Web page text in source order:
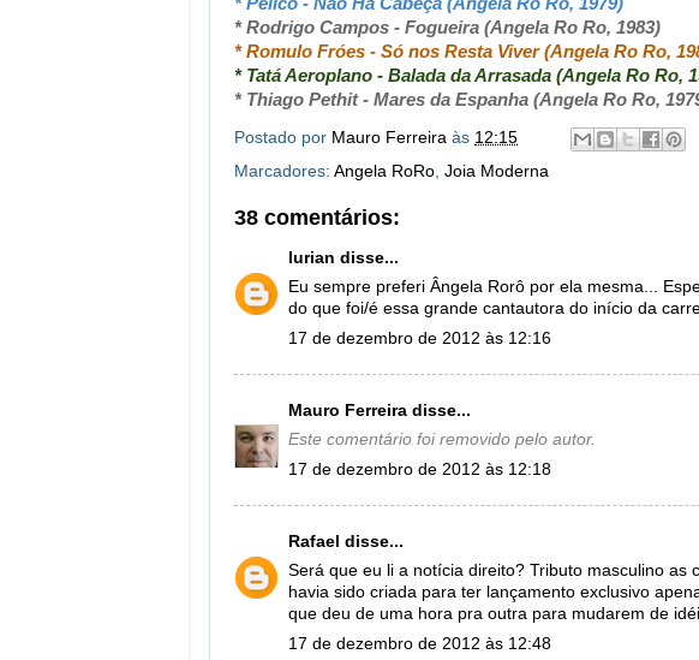
* Rodrigo Campos - Fogueira (Angela Ro Ro, 1983)
* Romulo Fróes - Só nos Resta Viver (Angela Ro Ro,
* Tatá Aeroplano - Balada da Arrasada (Angela Ro Ro,
* Thiago Pethit - Mares da Espanha (Angela Ro Ro,
Postado por Mauro Ferreira às 12:15
Marcadores: Angela RoRo, Joia Moderna
38 comentários:
lurian disse...
Eu sempre preferi Ângela Rorô por ela mesma...
do que foi/é essa grande cantautora do início da
17 de dezembro de 2012 às 12:16
Mauro Ferreira disse...
Este comentário foi removido pelo autor.
17 de dezembro de 2012 às 12:18
Rafael disse...
Será que eu li a notícia direito? Tributo masculino as
havia sido criada para ter lançamento exclusivo
que deu de uma hora pra outra para mudarem de
17 de dezembro de 2012 às 12:48